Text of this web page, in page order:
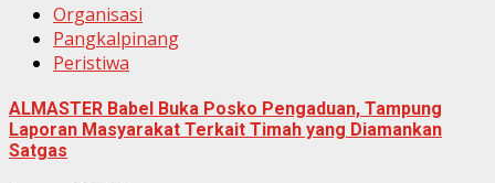
Organisasi
Pangkalpinang
Peristiwa
ALMASTER Babel Buka Posko Pengaduan, Tampung
Laporan Masyarakat Terkait Timah yang Diamankan
Satgas